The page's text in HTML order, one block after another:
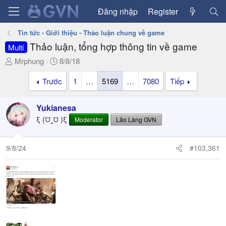
Đăng nhập Register
Tin tức - Giới thiệu - Thảo luận chung về game
Multi Thảo luận, tổng hợp thông tin về game
T
a
d
s
t
a
t
e
r
Mrphung
N
g
à
y
ử
8/8/18
Trước
1 … 5169 … 7080 Tiếp
Yukianesa
ξ (⩌‸⩌ )ξ Moderator Lão Làng GVN
9/8/24 #103,361